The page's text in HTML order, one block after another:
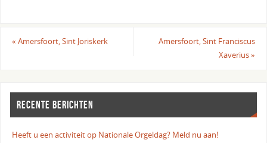
« Amersfoort, Sint Joriskerk
Amersfoort, Sint Franciscus
Xaverius»
RECENTE BERICHTEN
Heeft u een activiteit op Nationale Orgeldag? Meld nu aan!